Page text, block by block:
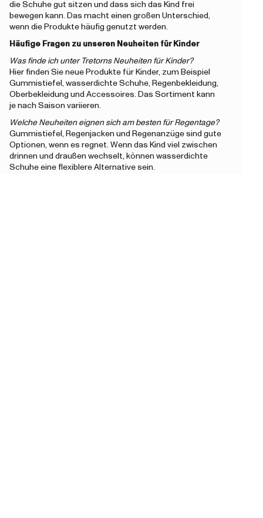
die Schuhe gut sitzen und dass sich das Kind frei
bewegen kann. Das macht einen großen Unterschied,
wenn die Produkte häufig genutzt werden.
Häufige Fragen zu unseren Neuheiten für Kinder
Was finde ich unter Tretorns Neuheiten für Kinder?
Hier finden Sie neue Produkte für Kinder, zum Beispiel
Gummistiefel, wasserdichte Schuhe, Regenbekleidung,
Oberbekleidung und Accessoires. Das Sortiment kann
je nach Saison variieren.
Welche Neuheiten eignen sich am besten für Regentage?
Gummistiefel, Regenjacken und Regenanzüge sind gute
Optionen, wenn es regnet. Wenn das Kind viel zwischen
drinnen und draußen wechselt, können wasserdichte
Schuhe eine flexiblere Alternative sein.